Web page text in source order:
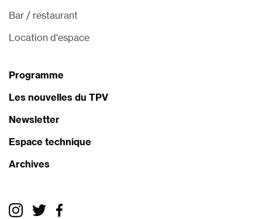
Bar / restaurant
Location d'espace
Programme
Les nouvelles du TPV
Newsletter
Espace technique
Archives